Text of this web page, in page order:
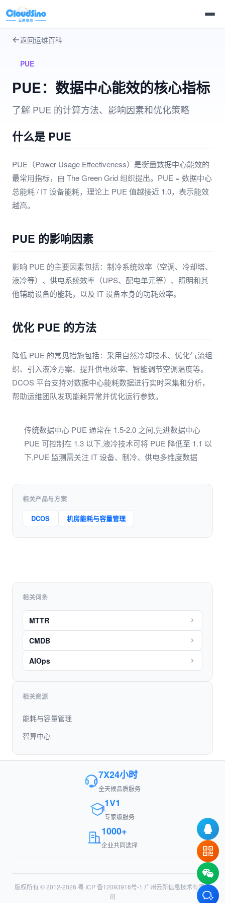
返回运维百科
PUE
PUE：数据中心能效的核心指标
了解 PUE 的计算方法、影响因素和优化策略
什么是 PUE
PUE（Power Usage Effectiveness）是衡量数据中心能效的
最常用指标，由 The Green Grid 组织提出。PUE = 数据中心
总能耗 / IT 设备能耗，理论上 PUE 值越接近 1.0，表示能效
越高。
PUE 的影响因素
影响 PUE 的主要因素包括：制冷系统效率（空调、冷却塔、
液冷等）、供电系统效率（UPS、配电单元等）、照明和其
他辅助设备的能耗，以及 IT 设备本身的功耗效率。
优化 PUE 的方法
降低 PUE 的常见措施包括：采用自然冷却技术、优化气流组
织、引入液冷方案、提升供电效率、智能调节空调温度等。
DCOS 平台支持对数据中心能耗数据进行实时采集和分析，
帮助运维团队发现能耗异常并优化运行参数。
传统数据中心 PUE 通常在 1.5-2.0 之间,先进数据中心
PUE 可控制在 1.3 以下,液冷技术可将 PUE 降低至 1.1 以
下,PUE 监测需关注 IT 设备、制冷、供电多维度数据
相关产品与方案
DCOS 机房能耗与容量管理
相关词条
MTTR
CMDB
AIOps
相关资源
能耗与容量管理
智算中心
7X24小时
全天候品质服务
1V1
专家级服务
1000+
企业共同选择
版权所有 © 2012-2026 粤 ICP 备12093916号-1 广州云新信息技术有限公
司